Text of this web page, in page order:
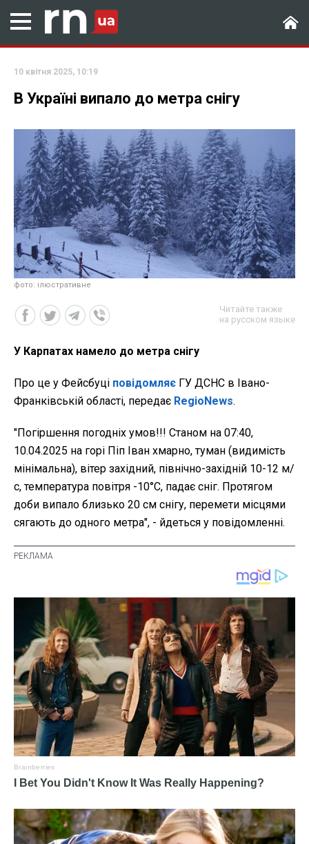
10 квітня 2025, 10:19
В Україні випало до метра снігу
фото: ілюстративне
Читайте также
на русском языке
У Карпатах намело до метра снігу
Про це у Фейсбуці повідомляє ГУ ДСНС в Івано-
Франківській області, передає RegioNews.
"Погіршення погодніх умов!!! Станом на 07:40,
10.04.2025 на горі Піп Іван хмарно, туман (видимість
мінімальна), вітер західний, північно-західній 10-12 м/
с, температура повітря -10°С, падає сніг. Протягом
доби випало близько 20 см снігу, перемети місцями
сягають до одного метра", - йдеться у повідомленні.